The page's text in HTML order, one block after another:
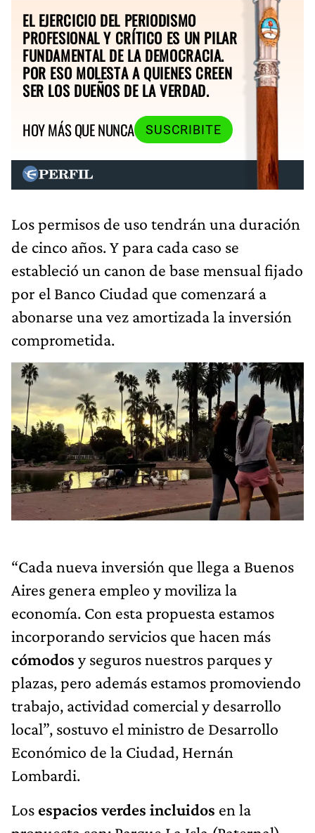
EL EJERCICIO DEL PERIODISMO
PROFESIONAL Y CRÍTICO ES UN PILAR
FUNDAMENTAL DE LA DEMOCRACIA.
POR ESO MOLESTA A QUIENES CREEN
SER LOS DUEÑOS DE LA VERDAD.
HOY MÁS QUE NUNCA
SUSCRIBITE
Los permisos de uso tendrán una duración
de cinco años. Y para cada caso se
estableció un canon de base mensual fijado
por el Banco Ciudad que comenzará a
abonarse una vez amortizada la inversión
comprometida.
“Cada nueva inversión que llega a Buenos
Aires genera empleo y moviliza la
economía. Con esta propuesta estamos
incorporando servicios que hacen más
cómodos y seguros nuestros parques y
plazas, pero además estamos promoviendo
trabajo, actividad comercial y desarrollo
local”, sostuvo el ministro de Desarrollo
Económico de la Ciudad, Hernán
Lombardi.
Los espacios verdes incluidos en la